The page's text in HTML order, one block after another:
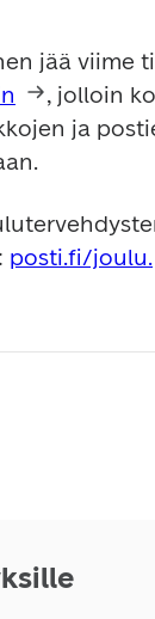
jää viime
, jolloin
ja
posti.fi/joulu.